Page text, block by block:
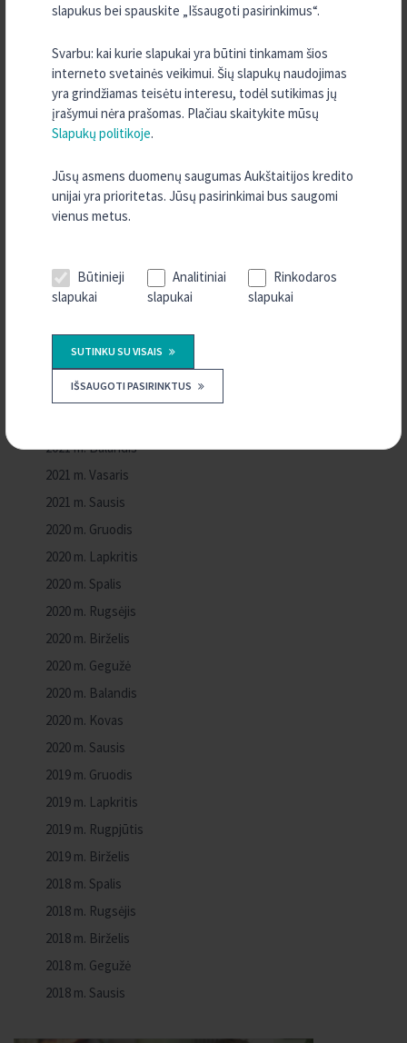
slapukus bei spauskite „Išsaugoti pasirinkimus“.
Svarbu: kai kurie slapukai yra būtini tinkamam šios
interneto svetainės veikimui. Šių slapukų naudojimas
yra grindžiamas teisėtu interesu, todėl sutikimas jų
įrašymui nėra prašomas. Plačiau skaitykite mūsų
Slapukų politikoje.
Jūsų asmens duomenų saugumas Aukštaitijos kredito
unijai yra prioritetas. Jūsų pasirinkimai bus saugomi
vienus metus.
Būtinieji
slapukai
Analitiniai
slapukai
Rinkodaros
slapukai
SUTINKU SU VISAIS
IŠSAUGOTI PASIRINKTUS
2025 m. Birželis
2025 m. Kovas
2025 m. Vasaris
2024 m. Spalis
2024 m. Balandis
2023 m. Rugsėjis
2023 m. Vasaris
2022 m. Kovas
2022 m. Sausis
2021 m. Lapkritis
2021 m. Balandis
2021 m. Vasaris
2021 m. Sausis
2020 m. Gruodis
2020 m. Lapkritis
2020 m. Spalis
2020 m. Rugsėjis
2020 m. Birželis
2020 m. Gegužė
2020 m. Balandis
2020 m. Kovas
2020 m. Sausis
2019 m. Gruodis
2019 m. Lapkritis
2019 m. Rugpjūtis
2019 m. Birželis
2018 m. Spalis
2018 m. Rugsėjis
2018 m. Birželis
2018 m. Gegužė
2018 m. Sausis